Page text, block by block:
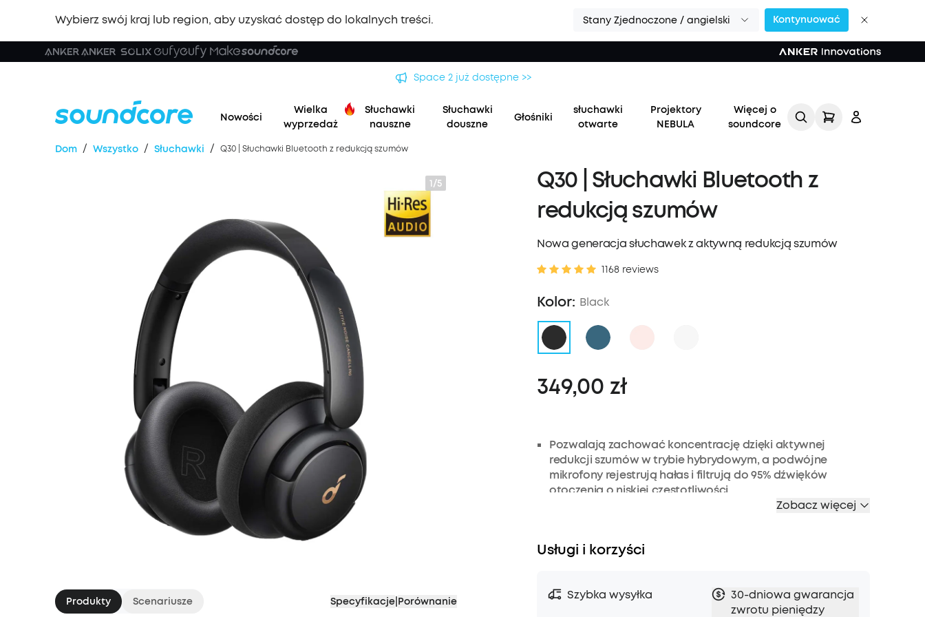
Wybierz swój kraj lub region, aby uzyskać dostęp do lokalnych treści. Stany Zjednoczone / angielski Kontynuować
🏆 Nowa seria soundcore Liberty 5 Pro | Najwyraźniejsze rozmowy na świecie >>
Nowości
Wielka
wyprzedaż
Słuchawki
nauszne
Słuchawki
douszne
Głośniki
słuchawki
otwarte
Projektory
NEBULA
Więcej o
soundcore
Zaloguj
Dom / Wszystko / Słuchawki / Q30 | Słuchawki Bluetooth z redukcją szumów
1/5
Produkty Scenariusze Specyfikacje Porównanie
Q30 | Słuchawki Bluetooth z
redukcją szumów
Nowa generacja słuchawek z aktywną redukcją szumów
1168 reviews
Kolor: Black
349,00 zł
Pozwalają zachować koncentrację dzięki aktywnej
redukcji szumów w trybie hybrydowym, a podwójne
mikrofony rejestrują hałas i filtrują do 95% dźwięków
otoczenia o niskiej częstotliwości
Mają 3 tryby redukcji szumów — „Transport” minimalizuje
biurze na otwartym planie
milimetrowym przetwornikom
Zapewniają 40 godzin muzyki odtwarzania w trybie redukcji
Zobacz więcej
Usługi i korzyści
Szybka wysyłka
30-dniowa gwarancja
zwrotu pieniędzy